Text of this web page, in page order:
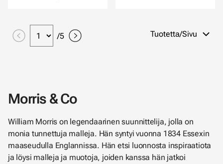
/5 Tuotetta/Sivu
Morris & Co
William Morris on legendaarinen suunnittelija, jolla on
monia tunnettuja malleja. Hän syntyi vuonna 1834 Essexin
maaseudulla Englannissa. Hän etsi luonnosta inspiraatiota
ja löysi malleja ja muotoja, joiden kanssa hän jatkoi